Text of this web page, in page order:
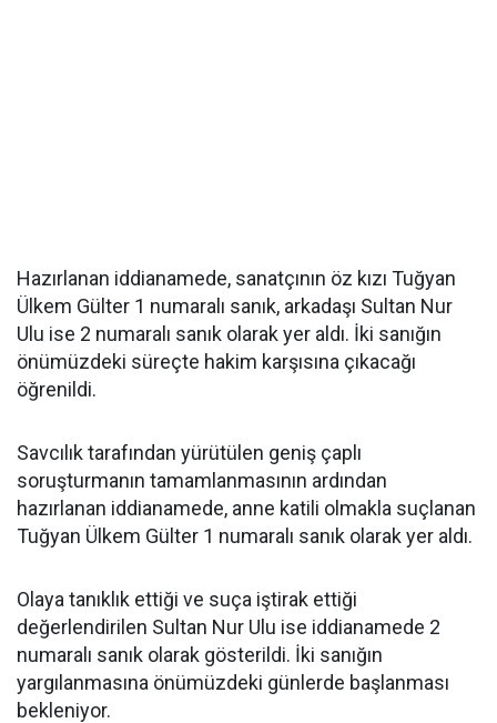
Hazırlanan iddianamede, sanatçının öz kızı Tuğyan
Ülkem Gülter 1 numaralı sanık, arkadaşı Sultan Nur
Ulu ise 2 numaralı sanık olarak yer aldı. İki sanığın
önümüzdeki süreçte hakim karşısına çıkacağı
öğrenildi.
Savcılık tarafından yürütülen geniş çaplı
soruşturmanın tamamlanmasının ardından
hazırlanan iddianamede, anne katili olmakla suçlanan
Tuğyan Ülkem Gülter 1 numaralı sanık olarak yer aldı.
Olaya tanıklık ettiği ve suça iştirak ettiği
değerlendirilen Sultan Nur Ulu ise iddianamede 2
numaralı sanık olarak gösterildi. İki sanığın
yargılanmasına önümüzdeki günlerde başlanması
bekleniyor.